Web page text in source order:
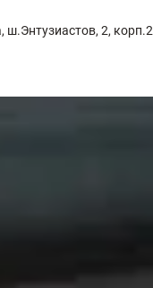
ш.Энтузиастов, 2, корп.2